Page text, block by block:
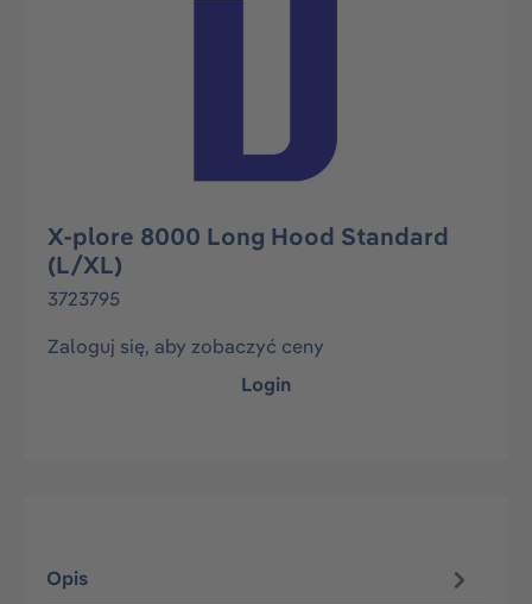
X-plore 8000 Long Hood Standard
(L/XL)
3723795
Zaloguj się, aby zobaczyć ceny
Login
Opis